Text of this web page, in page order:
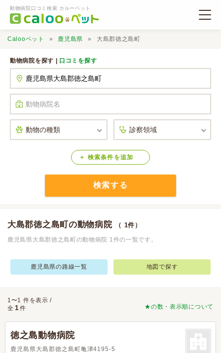
動物病院口コミ検索 カルーペット
口コミ検索
Calooペットとは？
Calooペット 鹿児島県 大島郡徳之島町
動物病院を探す | 口コミを探す
検索条件 を追加
検索する
大島郡徳之島町の動物病院 （ 1件）
鹿児島県大島郡徳之島町の動物病院 1件の一覧です。
鹿児島県の路線一覧 地図で探す
★の数・表示順について
1〜1 件を表示 /
全 1件
徳之島動物病院
鹿児島県大島郡徳之島町亀津4195-5